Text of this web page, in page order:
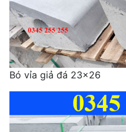
Bó vỉa giả đá 23x26